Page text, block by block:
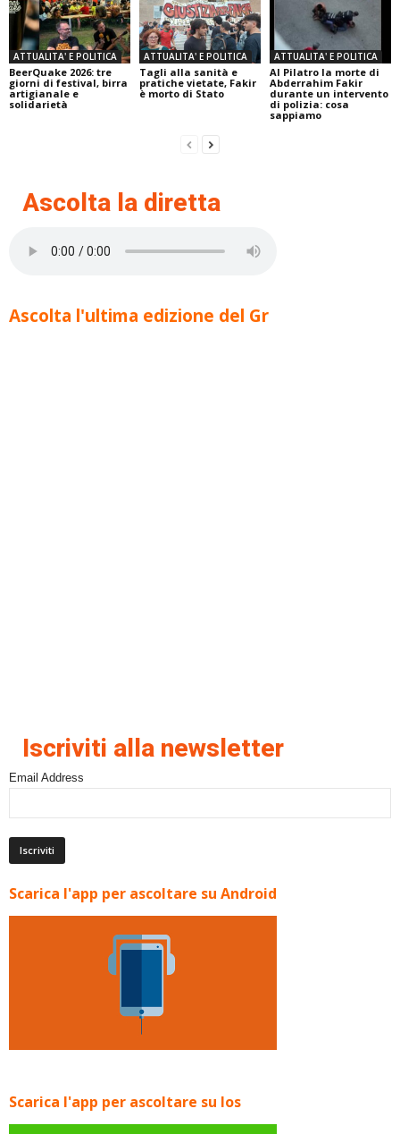
ATTUALITA' E POLITICA
BeerQuake 2026: tre
giorni di festival, birra
artigianale e
solidarietà
ATTUALITA' E POLITICA
Tagli alla sanità e
pratiche vietate, Fakir
è morto di Stato
ATTUALITA' E POLITICA
Al Pilatro la morte di
Abderrahim Fakir
durante un intervento
di polizia: cosa
sappiamo
Ascolta la diretta
Ascolta l'ultima edizione del Gr
Iscriviti alla newsletter
Email Address
Scarica l'app per ascoltare su Android
Scarica l'app per ascoltare su Ios